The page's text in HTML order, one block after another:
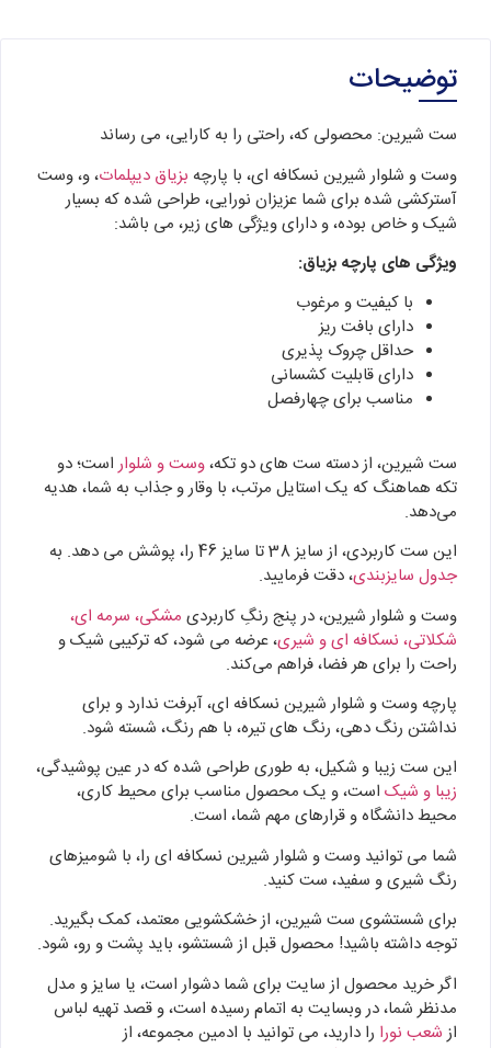
توضیحات
ست شیرین: محصولی که، راحتی را به کارایی، می رساند
وست و شلوار شیرین نسکافه ای، با پارچه بزیاق دیپلمات، و، وست
آسترکشی شده برای شما عزیزان نورایی، طراحی شده که بسیار
شیک و خاص بوده، و دارای ویژگی های زیر، می باشد:
ویژگی های پارچه بزیاق:
با کیفیت و مرغوب
دارای بافت ریز
حداقل چروک پذیری
دارای قابلیت کشسانی
مناسب برای چهارفصل
ست شیرین، از دسته ست‌ های دو تکه،وست و شلوار است؛ دو
تکه هماهنگ که یک استایل مرتب، با وقار و جذاب به شما، هدیه
می‌دهد.
این ست کاربردی، از سایز 38 تا سایز 46 را، پوشش می دهد. به
جدول سایزبندی، دقت فرمایید.
وست و شلوار شیرین، در پنج رنگِ کاربردی مشکی، سرمه ای،
شکلاتی، نسکافه ای و شیری، عرضه می شود، که ترکیبی شیک و
راحت را برای هر فضا، فراهم می‌کند.
پارچه وست و شلوار شیرین نسکافه ای، آبرفت ندارد و برای
نداشتن رنگ دهی، رنگ های تیره، با هم رنگ، شسته شود.
این ست زیبا و شکیل، به طوری طراحی شده که در عین پوشیدگی،
زیبا و شیک است، و یک محصول مناسب برای محیط کاری،
محیط دانشگاه و قرارهای مهم شما، است.
شما می توانید وست و شلوار شیرین نسکافه ای را، با شومیزهای
رنگ شیری و سفید، ست کنید.
برای شستشوی ست شیرین، از خشکشویی معتمد، کمک بگیرید.
توجه داشته باشید! محصول قبل از شستشو، باید پشت و رو، شود.
اگر خرید محصول از سایت برای شما دشوار است، یا سایز و مدل
مدنظر شما، در وبسایت به اتمام رسیده است، و قصد تهیه لباس
از شعب نورا را دارید، می توانید با ادمین مجموعه، از